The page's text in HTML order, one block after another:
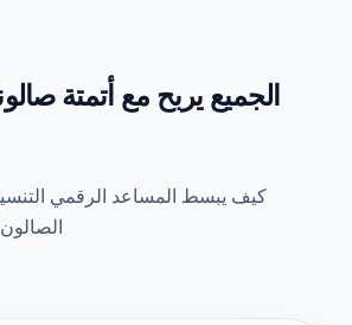
الجميع يربح مع أتمتة
كيف يبسط المساعد الرقمي